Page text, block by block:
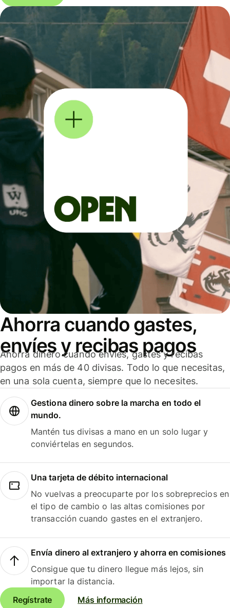
Ahorra cuando gastes,
envíes y recibas pagos
Ahorra dinero cuando envíes, gastes y recibas
pagos en más de 40 divisas. Todo lo que necesitas,
en una sola cuenta, siempre que lo necesites.
Gestiona dinero sobre la marcha en todo el
mundo.
Mantén tus divisas a mano en un solo lugar y
conviértelas en segundos.
Una tarjeta de débito internacional
No vuelvas a preocuparte por los sobreprecios en
el tipo de cambio o las altas comisiones por
transacción cuando gastes en el extranjero.
Envía dinero al extranjero y ahorra en comisiones
Consigue que tu dinero llegue más lejos, sin
importar la distancia.
Regístrate
Más información